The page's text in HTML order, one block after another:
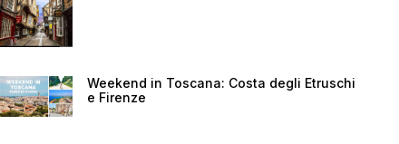
Weekend in Toscana: Costa degli Etruschi
e Firenze